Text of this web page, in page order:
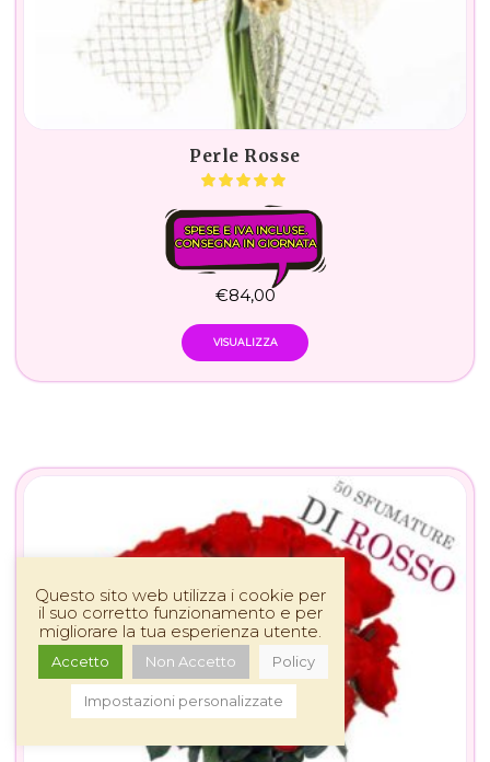
Perle Rosse
SPESE E IVA INCLUSE.
CONSEGNA IN GIORNATA
€84,00
VISUALIZZA
Questo sito web utilizza i cookie per
il suo corretto funzionamento e per
migliorare la tua esperienza utente.
Accetto Non Accetto Policy
Impostazioni personalizzate